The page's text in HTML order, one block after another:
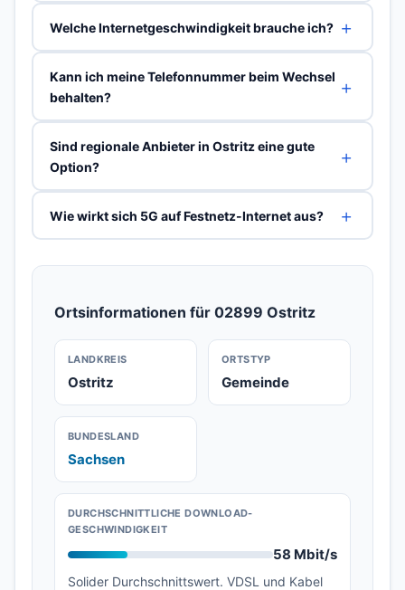
Welche Internetgeschwindigkeit brauche ich?
Kann ich meine Telefonnummer beim Wechsel
behalten?
Sind regionale Anbieter in Ostritz eine gute
Option?
Wie wirkt sich 5G auf Festnetz-Internet aus?
Ortsinformationen für 02899 Ostritz
LANDKREIS
Ostritz
ORTSTYP
Gemeinde
BUNDESLAND
Sachsen
DURCHSCHNITTLICHE DOWNLOAD-
GESCHWINDIGKEIT
58 Mbit/s
Solider Durchschnittswert. VDSL und Kabel